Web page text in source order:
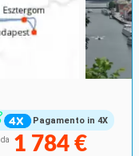
Pagamento in 4X
da 1 784 €